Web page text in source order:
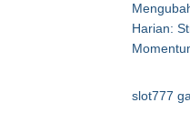
Harian:
slot777